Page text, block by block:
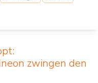
zwingen den